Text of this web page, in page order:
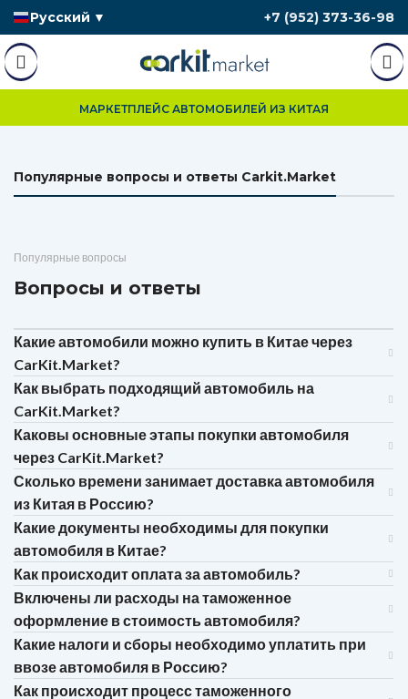
Русский ▼ +7 (952) 373-36-98
МАРКЕТПЛЕЙС АВТОМОБИЛЕЙ ИЗ КИТАЯ
Популярные вопросы и ответы Carkit.Market
Популярные вопросы
Вопросы и ответы
Какие автомобили можно купить в Китае через
CarKit.Market?
Как выбрать подходящий автомобиль на
CarKit.Market?
Каковы основные этапы покупки автомобиля
через CarKit.Market?
Сколько времени занимает доставка автомобиля
из Китая в Россию?
Какие документы необходимы для покупки
автомобиля в Китае?
Как происходит оплата за автомобиль?
Включены ли расходы на таможенное
оформление в стоимость автомобиля?
Какие налоги и сборы необходимо уплатить при
ввозе автомобиля в Россию?
Как происходит процесс таможенного